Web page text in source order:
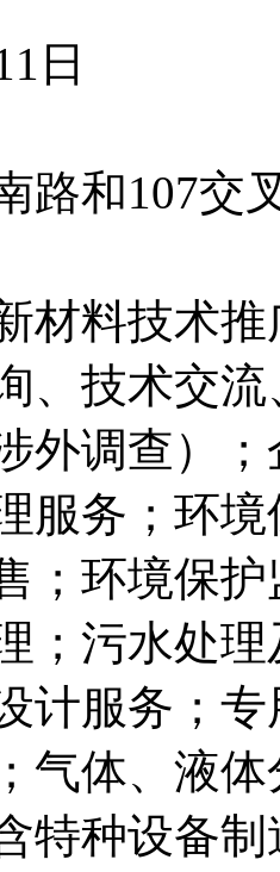
日
路和107交
材料技术
、技术交
外调查）
服务；环
；环境保
；污水处
计服务；
气体、液
特种设备